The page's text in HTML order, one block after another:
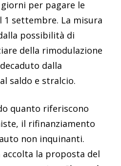
per pagare le
settembre. La misura
possibilità di
della rimodulazione
dalla
saldo e stralcio.
quanto riferiscono
il rifinanziamento
non inquinanti.
la proposta del